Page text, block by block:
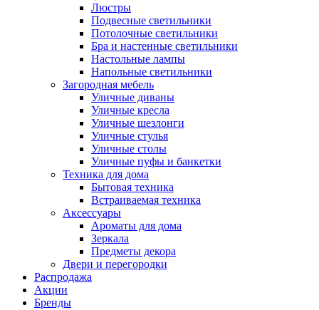
Люстры
Подвесные светильники
Потолочные светильники
Бра и настенные светильники
Настольные лампы
Напольные светильники
Загородная мебель
Уличные диваны
Уличные кресла
Уличные шезлонги
Уличные стулья
Уличные столы
Уличные пуфы и банкетки
Техника для дома
Бытовая техника
Встраиваемая техника
Аксессуары
Ароматы для дома
Зеркала
Предметы декора
Двери и перегородки
Распродажа
Акции
Бренды